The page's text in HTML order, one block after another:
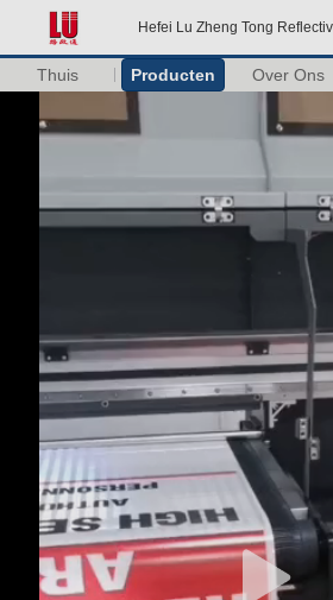
Hefei Lu Zheng Tong
Thuis Producten Over Ons